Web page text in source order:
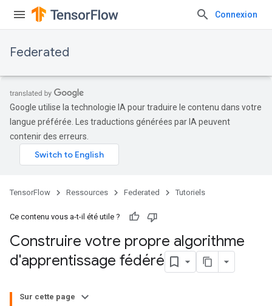
Connexion
Federated
Google utilise la technologie IA pour traduire le contenu dans votre
langue préférée. Les traductions générées par IA peuvent
contenir des erreurs.
TensorFlow Ressources Federated Tutoriels
Ce contenu vous a-t-il été utile ?
Construire votre propre algorithme
d'apprentissage fédéré
Sur cette page